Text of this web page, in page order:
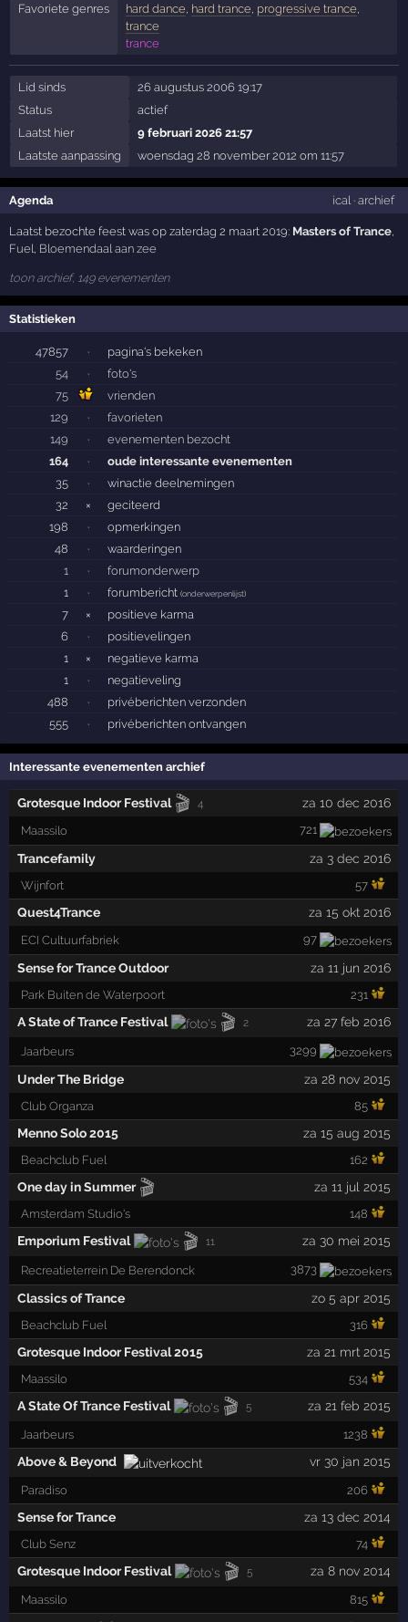
Favoriete genres
hard dance hard trance progressive trance
trance
trance
Lid sinds
26 augustus 2006 19:17
Status
actief
Laatst hier
9 februari 2026 21:57
Laatste aanpassing
woensdag 28 november 2012 om 11:57
Agenda ical· archief
Laatst bezochte feest was op zaterdag 2 maart 2019: Masters of Trance,
Fuel, Bloemendaal aan zee
toon archief, 149 evenementen
Statistieken
47857 ·
pagina's bekeken
54
·
foto's
75
vrienden
129
·
favorieten
149
·
evenementen bezocht
164
·
oude interessante evenementen
35
·
winactie deelnemingen
32
×
geciteerd
198
·
opmerkingen
48
·
waarderingen
1
·
forumonderwerp
1
· forumbericht(onderwerpenlijst)
7 ×
positieve karma
6
·
positievelingen
1
×
negatieve karma
1
·
negatieveling
488
·
privéberichten verzonden
555
· privéberichten ontvangen
Interessante evenementen archief
Grotesque Indoor Festival 🎬 4 za 10 dec 2016
Maassilo 721
Trancefamily za 3 dec 2016
Wijnfort 57
Quest4Trance za 15 okt 2016
ECI Cultuurfabriek 97
Sense for Trance Outdoor za 11 jun 2016
Park Buiten de Waterpoort 231
A State of Trance Festival 🎬 2 za 27 feb 2016
Jaarbeurs 3299
Under The Bridge za 28 nov 2015
Club Organza 85
Menno Solo 2015 za 15 aug 2015
Beachclub Fuel 162
One day in Summer 🎬 za 11 jul 2015
Amsterdam Studio's 148
Emporium Festival 🎬 11 za 30 mei 2015
Recreatieterrein De Berendonck 3873
Classics of Trance zo 5 apr 2015
Beachclub Fuel 316
Grotesque Indoor Festival 2015 za 21 mrt 2015
Maassilo 534
A State Of Trance Festival 🎬 5 za 21 feb 2015
Jaarbeurs 1238
Above & Beyond vr 30 jan 2015
Paradiso 206
Sense for Trance za 13 dec 2014
Club Senz 74
Grotesque Indoor Festival 🎬 5 za 8 nov 2014
Maassilo 815